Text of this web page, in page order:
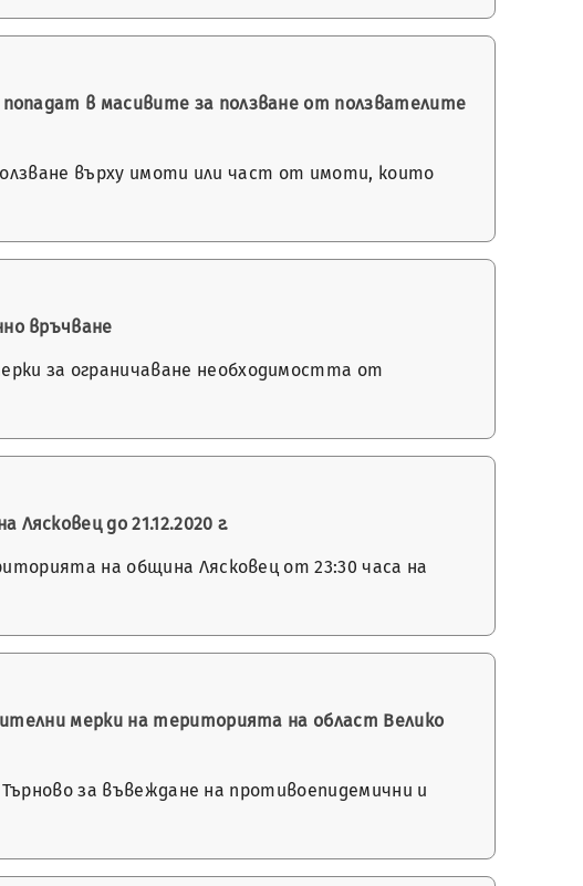
в масивите за ползване от ползвателите
върху имоти или част от имоти, които
връчване
за ограничаване необходимостта от
до 21.12.2020 г.
на община Лясковец от 23:30 часа на
мерки на територията на област Велико
за въвеждане на противоепидемични и